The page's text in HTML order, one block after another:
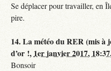
Se déplacer pour travailler, en
pire.
14.La météo du RER (mis à
d’or !, 1er janvier 2017, 18:37
Bonsoir